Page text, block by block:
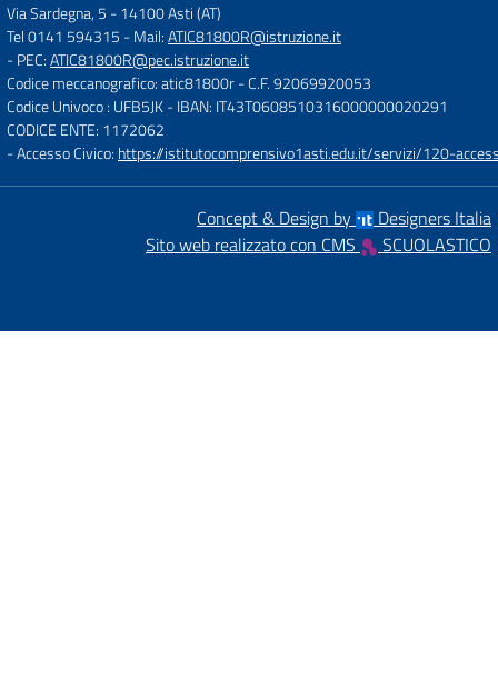
Via Sardegna, 5 -14100 Asti (AT)
Tel 0141 594315 - Mail:ATIC81800R@istruzione.it
- PEC:ATIC81800R@pec.istruzione.it
Codice meccanografico: atic81800r- C.F. 92069920053
Codice Univoco : UFB5JK- IBAN: IT43T0608510316000000020291
CODICE ENTE: 1172062
- Accesso Civico: https://istitutocomprensivo1asti.edu.it/servizi/120-
Concept & Design by
Designers Italia
Sito web realizzato con CMS
SCUOLASTICO